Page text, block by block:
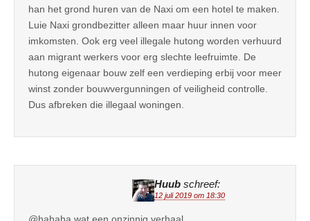
han het grond huren van de Naxi om een hotel te maken.
Luie Naxi grondbezitter alleen maar huur innen voor
imkomsten. Ook erg veel illegale hutong worden verhuurd
aan migrant werkers voor erg slechte leefruimte. De
hutong eigenaar bouw zelf een verdieping erbij voor meer
winst zonder bouwvergunningen of veiligheid controlle.
Dus afbreken die illegaal woningen.
Huub schreef:
12 juli 2019 om 18:30